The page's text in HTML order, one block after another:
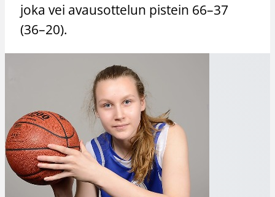
joka vei avausottelun pistein 66–37
(36–20).